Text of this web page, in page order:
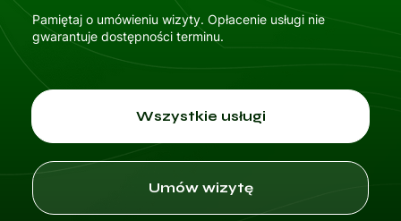
Pamiętaj o umówieniu wizyty. Opłacenie usługi nie
gwarantuje dostępności terminu.
Wszystkie usługi
Umów wizytę